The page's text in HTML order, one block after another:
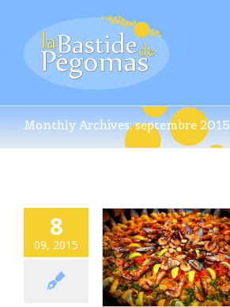
Monthly Archives:septembre 2015
8
09, 2015